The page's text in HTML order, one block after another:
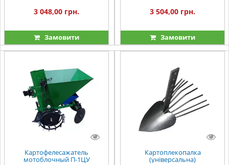
3 048,00 грн.
Замовити
3 504,00 грн.
Замовити
Картофелесажатель
мотоблочный П-1ЦУ
Картоплекопалка
(універсальна)